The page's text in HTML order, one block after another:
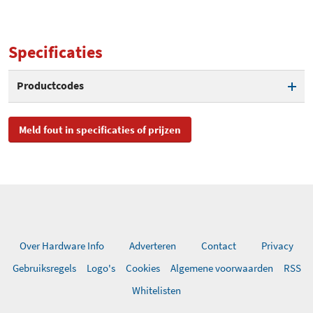
Specificaties
Productcodes
SKU 4587B002
Meld fout in specificaties of prijzen
Over Hardware Info Adverteren Contact
Privacy
Gebruiksregels
Logo's Cookies Algemene voorwaarden
RSS
Whitelisten